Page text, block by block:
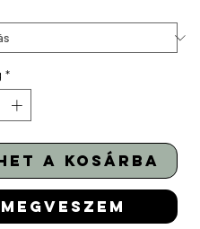
*
a kosárba
megveszem